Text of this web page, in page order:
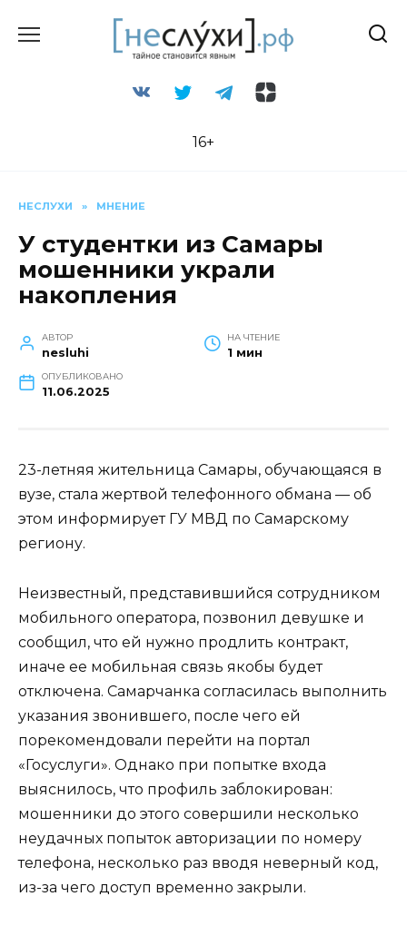
16+
НЕСЛУХИ » МНЕНИЕ
У студентки из Самары
мошенники украли
накопления
АВТОР
nesluhi
НА ЧТЕНИЕ
1 мин
ОПУБЛИКОВАНО
11.06.2025
23-летняя жительница Самары, обучающаяся в
вузе, стала жертвой телефонного обмана — об
этом информирует ГУ МВД по Самарскому
региону.
Неизвестный, представившийся сотрудником
мобильного оператора, позвонил девушке и
сообщил, что ей нужно продлить контракт,
иначе ее мобильная связь якобы будет
отключена. Самарчанка согласилась выполнить
указания звонившего, после чего ей
порекомендовали перейти на портал
«Госуслуги». Однако при попытке входа
выяснилось, что профиль заблокирован:
мошенники до этого совершили несколько
неудачных попыток авторизации по номеру
телефона, несколько раз вводя неверный код,
из-за чего доступ временно закрыли.